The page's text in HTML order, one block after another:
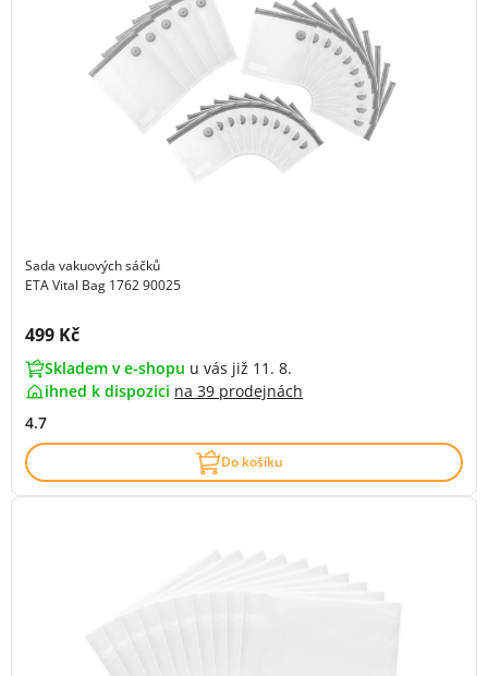
Sada vakuových sáčků
ETA Vital Bag 1762 90025
Cena s DPH:
499 Kč
Skladem v e-shopu u vás již 11. 8.
ihned k dispozici na 39 prodejnách
4.7
Do košíku